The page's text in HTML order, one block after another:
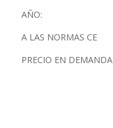
AÑO:
A LAS NORMAS CE
PRECIO EN DEMANDA